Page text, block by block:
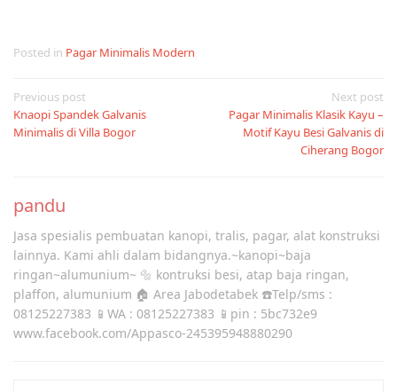
Posted in Pagar Minimalis Modern
Post
navigation
Previous post
Knaopi Spandek Galvanis
Minimalis di Villa Bogor
Next post
Pagar Minimalis Klasik Kayu –
Motif Kayu Besi Galvanis di
Ciherang Bogor
pandu
Jasa spesialis pembuatan kanopi, tralis, pagar, alat konstruksi
lainnya. Kami ahli dalam bidangnya.~kanopi~baja
ringan~alumunium~ 🔩 kontruksi besi, atap baja ringan,
plaffon, alumunium 🏠 Area Jabodetabek ☎️Telp/sms :
08125227383 📱WA : 08125227383 📱pin : 5bc732e9
www.facebook.com/Appasco-245395948880290